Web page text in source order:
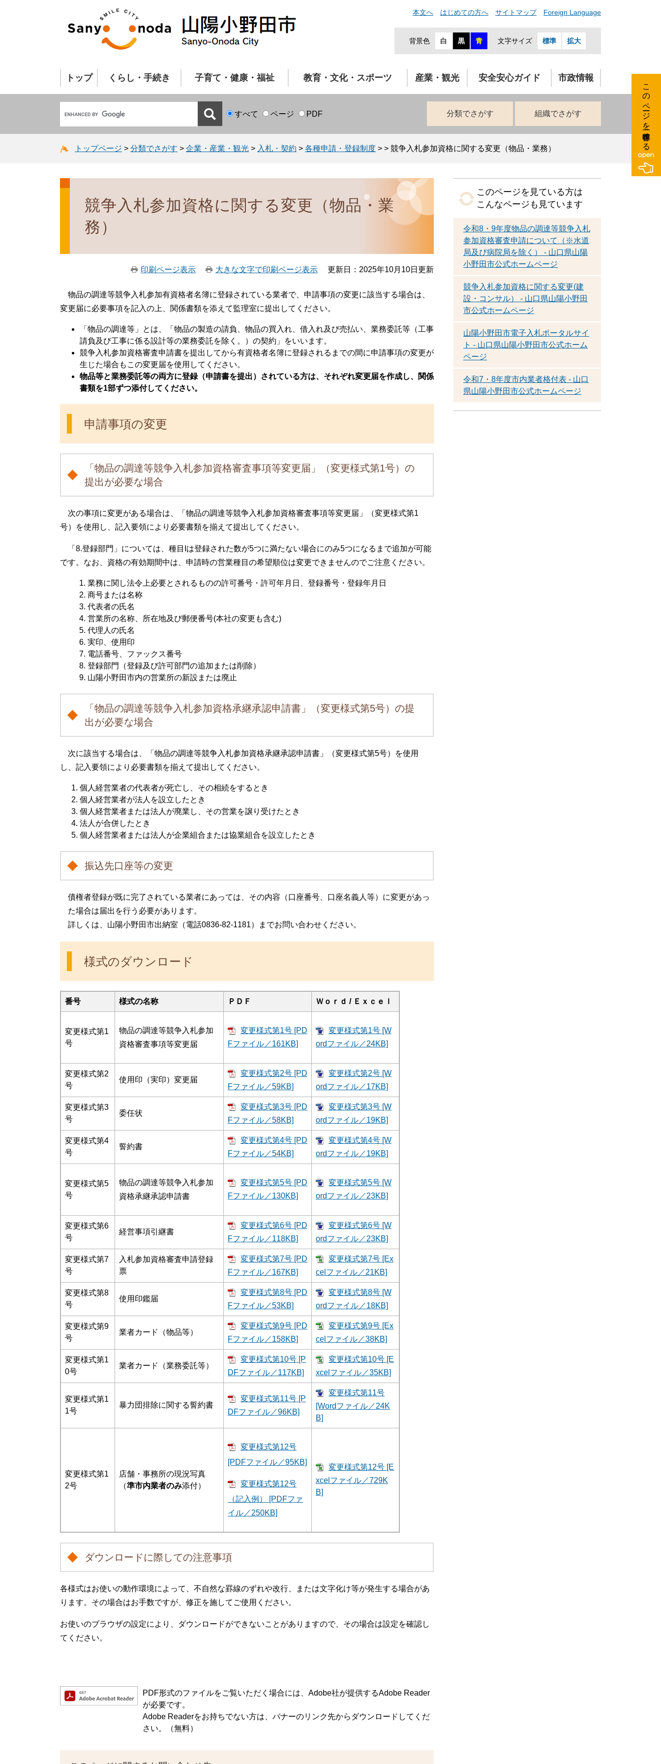
本文へ はじめての方へ サイトマップ Foreign Language
背景色 白 黒 青 文字サイズ 標準 拡大
トップ くらし・手続き 子育て・健康・福祉 教育・文化・スポーツ 産業・観光 安全安心ガイド 市政情報
すべて ページ PDF 分類でさがす 組織でさがす
トップページ > 分類でさがす > 企業・産業・観光 > 入札・契約 > 各種申請・登録制度 > > 競争入札参加資格に関する変更（物品・業務）
競争入札参加資格に関する変更（物品・業
務）
印刷ページ表示 大きな文字で印刷ページ表示 更新日：2025年10月10日更新
物品の調達等競争入札参加有資格者名簿に登録されている業者で、申請事項の変更に該当する場合は、
変更届に必要事項を記入の上、関係書類を添えて監理室に提出してください。
「物品の調達等」とは、「物品の製造の請負、物品の買入れ、借入れ及び売払い、業務委託等（工事
請負及び工事に係る設計等の業務委託を除く。）の契約」をいいます。
競争入札参加資格審査申請書を提出してから有資格者名簿に登録されるまでの間に申請事項の変更が
生じた場合もこの変更届を使用してください。
物品等と業務委託等の両方に登録（申請書を提出）されている方は、それぞれ変更届を作成し、関係
書類を1部ずつ添付してください。
申請事項の変更
「物品の調達等競争入札参加資格審査事項等変更届」（変更様式第1号）の
提出が必要な場合​​
次の事項に変更がある場合は、「物品の調達等競争入札参加資格審査事項等変更届」（変更様式第1
号）を使用し、記入要領により必要書類を揃えて提出してください。
「8.登録部門」については、種目Iは登録された数が5つに満たない場合にのみ5つになるまで追加が可能
です。なお、資格の有効期間中は、申請時の営業種目の希望順位は変更できませんのでご注意ください。
業務に関し法令上必要とされるものの許可番号・許可年月日、登録番号・登録年月日
商号または名称
代表者の氏名
営業所の名称、所在地及び郵便番号(本社の変更も含む)
代理人の氏名
実印、使用印
電話番号、ファックス番号
登録部門（登録及び許可部門の追加または削除）
山陽小野田市内の営業所の新設または廃止
「物品の調達等競争入札参加資格承継承認申請書」（変更様式第5号）の提
出が必要な場合
次に該当する場合は、「物品の調達等競争入札参加資格承継承認申請書」（変更様式第5号）を使用
し、記入要領により必要書類を揃えて提出してください。
個人経営業者の代表者が死亡し、その相続をするとき
個人経営業者が法人を設立したとき
個人経営業者または法人が廃業し、その営業を譲り受けたとき
法人が合併したとき
個人経営業者または法人が企業組合または協業組合を設立したとき
振込先口座等の変更
債権者登録が既に完了されている業者にあっては、その内容（口座番号、口座名義人等）に変更があっ
た場合は届出を行う必要があります。
詳しくは、山陽小野田市出納室（電話0836-82-1181）までお問い合わせください。
様式のダウンロード
番号 様式の名称 ＰＤＦ Ｗｏｒｄ / Ｅｘｃｅｌ
変更様式第1
号
物品の調達等競争入札参加
資格審査事項等変更届
変更様式第1号 [PD
Fファイル／161KB]
変更様式第1号 [W
ordファイル／24KB]
変更様式第2
号
使用印（実印）変更届
変更様式第2号 [PD
Fファイル／59KB]
変更様式第2号 [W
ordファイル／17KB]
変更様式第3
号
委任状
変更様式第3号 [PD
Fファイル／58KB]
変更様式第3号 [W
ordファイル／19KB]
変更様式第4
号
誓約書
変更様式第4号 [PD
Fファイル／54KB]
変更様式第4号 [W
ordファイル／19KB]
変更様式第5
号
物品の調達等競争入札参加
資格承継承認申請書
変更様式第5号 [PD
Fファイル／130KB]
変更様式第5号 [W
ordファイル／23KB]
変更様式第6
号
経営事項引継書
変更様式第6号 [PD
Fファイル／118KB]
変更様式第6号 [W
ordファイル／23KB]
変更様式第7
号
入札参加資格審査申請登録
票
変更様式第7号 [PD
Fファイル／167KB]
変更様式第7号 [Ex
celファイル／21KB]
変更様式第8
号
使用印鑑届
変更様式第8号 [PD
Fファイル／53KB]
変更様式第8号 [W
ordファイル／18KB]
変更様式第9
号
業者カード（物品等）
変更様式第9号 [PD
Fファイル／158KB]
変更様式第9号 [Ex
celファイル／38KB]
変更様式第1
0号
業者カード（業務委託等）
変更様式第10号 [P
DFファイル／117KB]
変更様式第10号 [E
xcelファイル／35KB]
変更様式第1
1号
暴力団排除に関する誓約書
変更様式第11号 [P
DFファイル／96KB]
変更様式第11号
[Wordファイル／24K
B]
変更様式第1
2号
店舗・事務所の現況写真
（準市内業者のみ添付）
変更様式第12号
[PDFファイル／95KB]
変更様式第12号​
（記入例） [PDFファ
イル／250KB]
変更様式第12号​ [E
xcelファイル／729K
B]
ダウンロードに際しての注意事項
各様式はお使いの動作環境によって、不自然な罫線のずれや改行、または文字化け等が発生する場合があ
ります。その場合はお手数ですが、修正を施してご使用ください。
お使いのブラウザの設定により、ダウンロードができないことがありますので、その場合は設定を確認し
てください。
PDF形式のファイルをご覧いただく場合には、Adobe社が提供するAdobe Reader
が必要です。
Adobe Readerをお持ちでない方は、バナーのリンク先からダウンロードしてくだ
さい。（無料）
このページを見ている方は
こんなページも見ています
令和8・9年度物品の調達等競争入札
参加資格審査申請について（※水道
局及び病院局を除く） - 山口県山陽
小野田市公式ホームページ
競争入札参加資格に関する変更(建
設・コンサル） - 山口県山陽小野田
市公式ホームページ
山陽小野田市電子入札ポータルサイ
ト - 山口県山陽小野田市公式ホーム
ページ
令和7・8年度市内業者格付表 - 山口
県山陽小野田市公式ホームページ
このページを一時保存する